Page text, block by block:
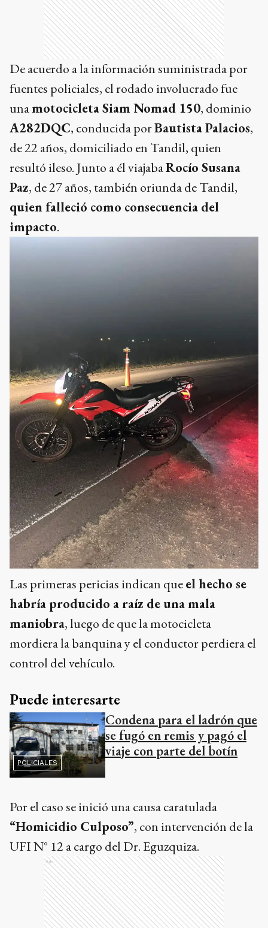
De acuerdo a la información suministrada por
fuentes policiales, el rodado involucrado fue
unamotocicleta Siam Nomad 150, dominio
A282DQC, conducida porBautista Palacios,
de 22 años, domiciliado en Tandil, quien
resultó ileso. Junto a él viajabaRocío Susana
Paz, de 27 años, también oriunda de Tandil,
quien falleció como consecuencia del
impacto.
Las primeras pericias indican queel hecho se
habría producido a raíz de una mala
maniobra, luego de que la motocicleta
mordiera la banquina y el conductor perdiera el
control del vehículo.
Puede interesarte
POLICIALES
Condena para el ladrón que
se fugó en remis y pagó el
viaje con parte del botín
Por el caso se inició una causa caratulada
“Homicidio Culposo”, con intervención de la
UFI N° 12 a cargo del Dr. Eguzquiza.
Ads